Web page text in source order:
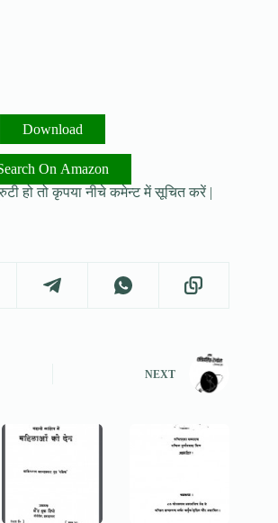
Download
On Amazon
हो तो कृपया नीचे कमेन्ट में सूचित करें |
NEXT